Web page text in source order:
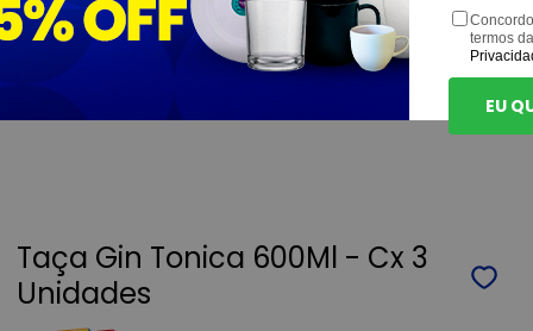
Taça Gin Tonica 600Ml - Cx 3
Unidades
termos
EU